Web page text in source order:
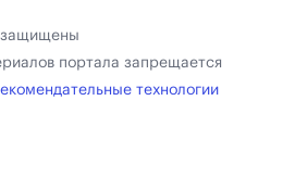
портала запрещается
технологии